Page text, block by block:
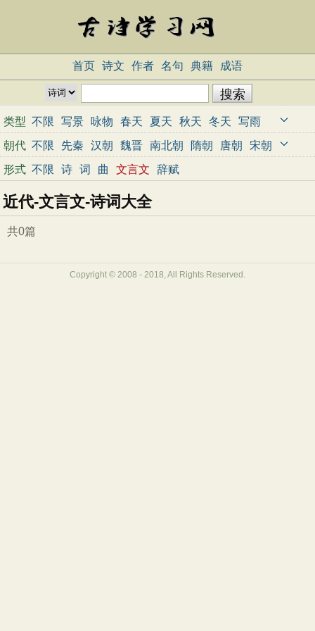
首页 诗文 作者 名句 典籍 成语
类型 不限 写景 咏物 春天 夏天 秋天 冬天
写雨
写雪
写风 写花 梅花 荷花 菊花 柳树
月亮
山水 写山 写水 长江 黄河 儿童 写鸟
写马
田园 边塞 地名 抒情 爱国 离别 送别 思乡
思念 爱情 励志 哲理 闺怨
母亲 友情 战争 读书 惜时 婉约 豪放 诗经
民谣
咏史怀古 宋词精选 小学古诗 初中古诗
朝代 不限 先秦 汉朝 魏晋 南北朝 隋朝 唐朝
宋朝
元朝
明朝 清朝 近代 当代
形式 不限 诗 词 曲 文言文 辞赋
近代-文言文-诗词大全
共0篇
Copyright © 2008 - 2018, All Rights Reserved.